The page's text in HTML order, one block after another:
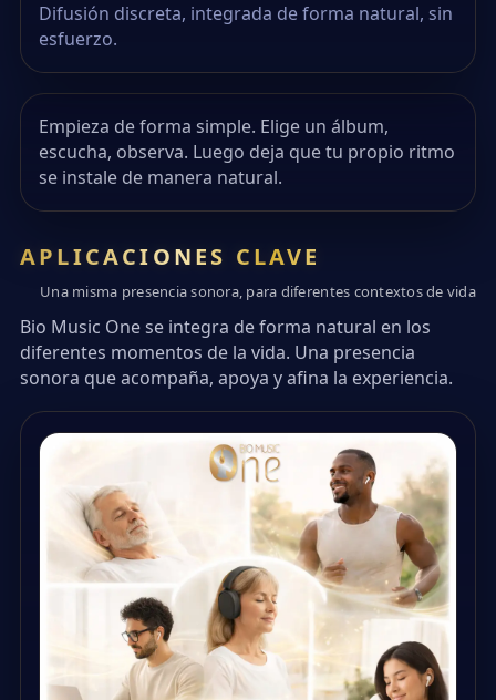
Difusión discreta, integrada de forma natural, sin
esfuerzo.
Empieza de forma simple. Elige un álbum,
escucha, observa. Luego deja que tu propio ritmo
se instale de manera natural.
APLICACIONES CLAVE
Una misma presencia sonora, para diferentes contextos de vida
Bio Music One se integra de forma natural en los
diferentes momentos de la vida. Una presencia
sonora que acompaña, apoya y afina la experiencia.